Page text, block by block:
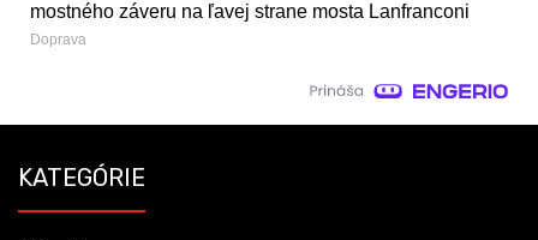
mostného záveru na ľavej strane mosta Lanfranconi
Doprava
KATEGÓRIE